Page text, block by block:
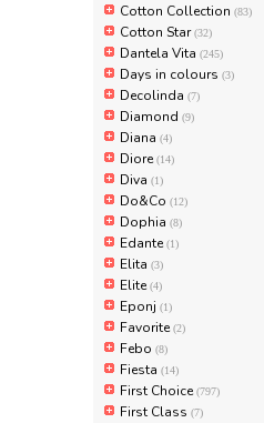
Cotton Collection (83)
Cotton Star(32)
Dantela Vita (245)
Days in colours (3)
Decolinda (7)
Diamond (9)
Diana (4)
Diore(14)
Diva (1)
Do&Co (12)
Dophia (8)
Edante(1)
Elita (3)
Elite(4)
Eponj (1)
Favorite(2)
Febo (8)
Fiesta (14)
First Choice(797)
First Class (7)